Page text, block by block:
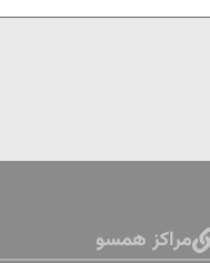
مراکز همسو